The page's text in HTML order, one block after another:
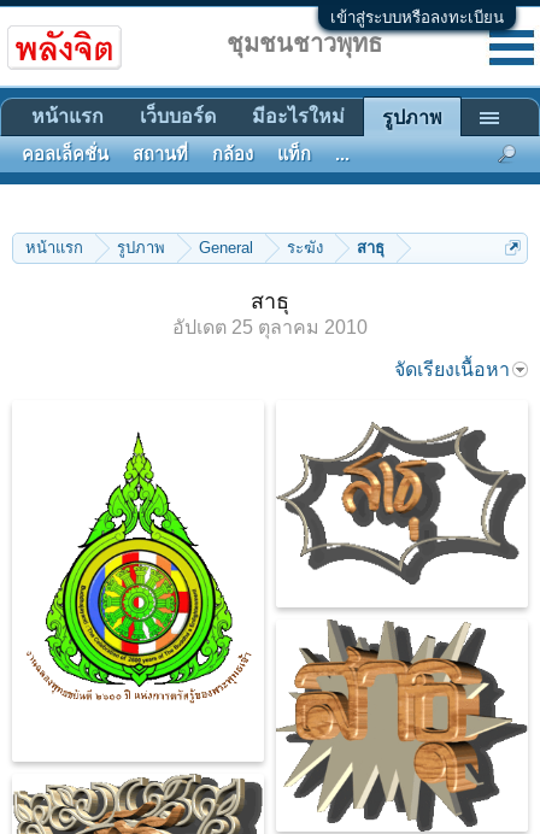
เข้าสู่ระบบหรือลงทะเบียน
หน้าแรก รูปภาพ General ระฆัง สาธุ
สาธุ
อัปเดต 25 ตุลาคม 2010
จัดเรียงเนื้อหา
ชุมชนชาวพุทธ
หน้าแรก เว็บบอร์ด มีอะไรใหม่ รูปภาพ
คอลเล็คชั่น สถานที่ กล้อง แท็ก ...